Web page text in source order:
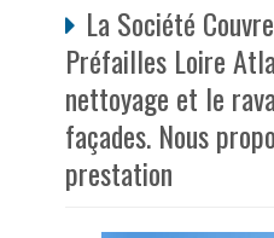
La Société
Préfailles Loire
nettoyage et le
façades. Nous
prestation